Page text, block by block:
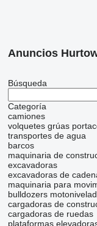
Anuncios
Búsqueda
Categoría
camiones
volquetes grúas
transportes de agua
barcos
maquinaria de
excavadoras
excavadoras de
maquinaria para
bulldozers
cargadoras de
cargadoras de ruedas
plataformas